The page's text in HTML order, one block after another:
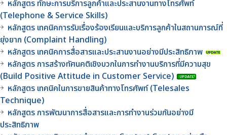
หลักสูตร ทักษะการบริการลูกค้าและประสานงานทางโทรศัพท์
(Telephone & Service Skills)
หลักสูตร เทคนิคการรับเรื่องร้องเรียนและบริการลูกค้าในสถานการณ์ที่
ยุ่งยาก (Complaint Handling)
หลักสูตร เทคนิคการสื่อสารและประสานงานอย่างมีประสิทธิภาพ
หลักสูตร การสร้างทัศนคติเชิงบวกในการทำงานบริการที่มีความสุข
(Build Positive Attitude in Customer Service)
หลักสูตร เทคนิคในการขายสินค้าทางโทรศัพท์ (Telesales
Technique)
หลักสูตร การพัฒนาการสื่อสารและการทำงานร่วมกันอย่างมี
ประสิทธิภาพ